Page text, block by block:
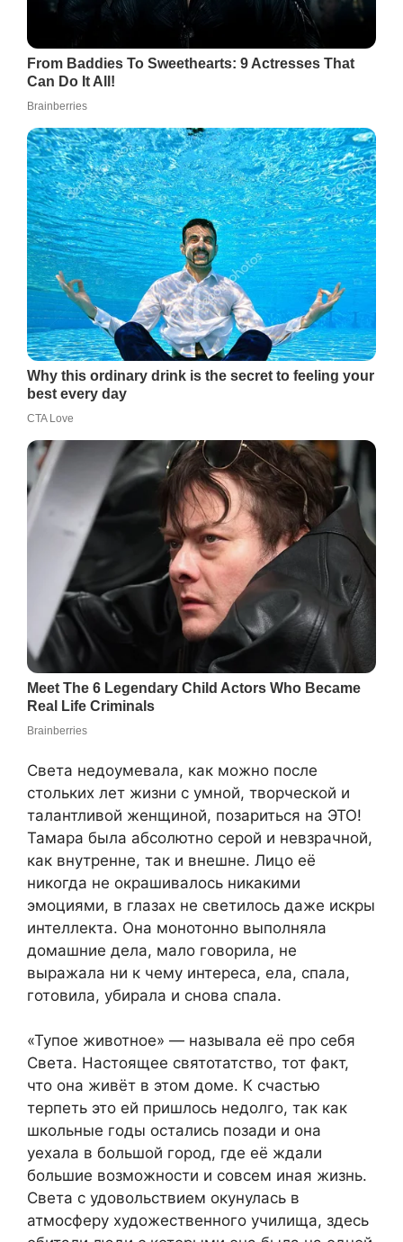
Света недоумевала, как можно после
стольких лет жизни с умной, творческой и
талантливой женщиной, позариться на ЭТО!
Тамара была абсолютно серой и невзрачной,
как внутренне, так и внешне. Лицо её
никогда не окрашивалось никакими
эмоциями, в глазах не светилось даже искры
интеллекта. Она монотонно выполняла
домашние дела, мало говорила, не
выражала ни к чему интереса, ела, спала,
готовила, убирала и снова спала.
«Тупое животное» — называла её про себя
Света. Настоящее святотатство, тот факт,
что она живёт в этом доме. К счастью
терпеть это ей пришлось недолго, так как
школьные годы остались позади и она
уехала в большой город, где её ждали
большие возможности и совсем иная жизнь.
Света с удовольствием окунулась в
атмосферу художественного училища, здесь